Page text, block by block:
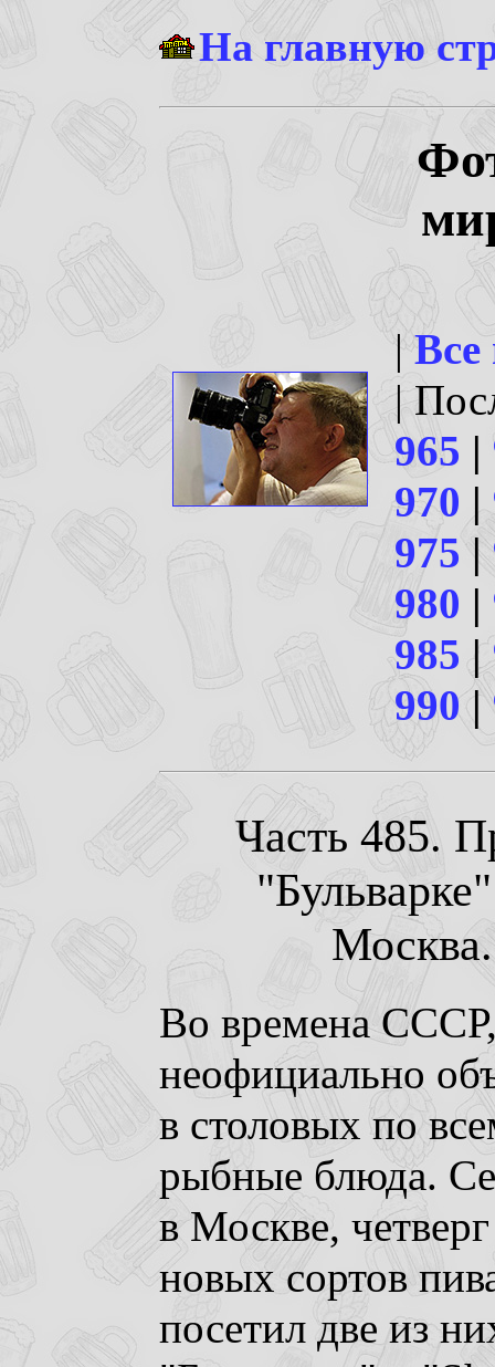
На главную
|
|
965 |
970 |
975|
980 |
985 |
990|
Часть 485.
Во времена
неофициально
в столовых по
рыбные блюда.
в Москве,
новых сортов
посетил две из